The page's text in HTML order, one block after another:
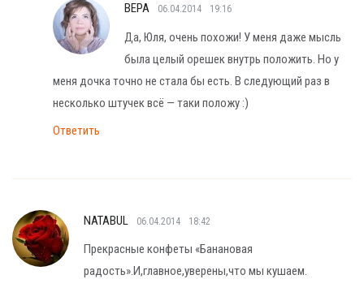
ВЕРА 06.04.2014 19:16
Да, Юля, очень похожи! У меня даже мысль
была целый орешек внутрь положить. Но у
меня дочка точно не стала бы есть. В следующий раз в
несколько штучек всё — таки положу :)
Ответить
NATABUL 06.04.2014 18:42
Прекрасные конфеты «Банановая
радость».И,главное,уверены,что мы кушаем.